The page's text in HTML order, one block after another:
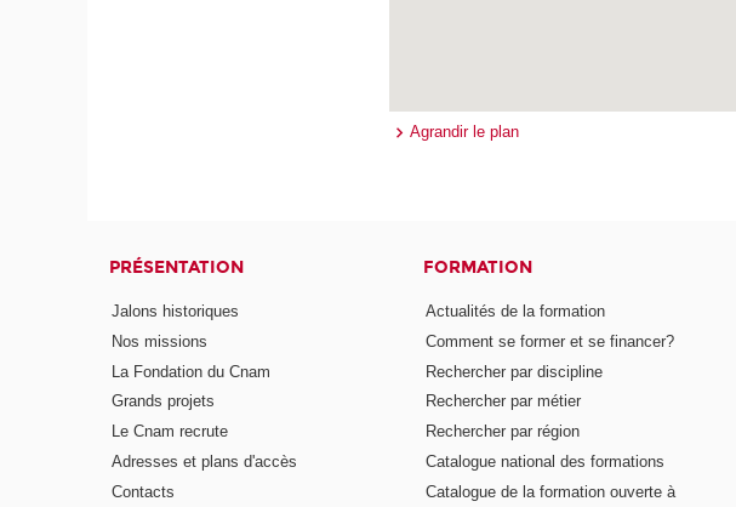
Agrandir le plan
PRÉSENTATION
Jalons historiques
Nos missions
La Fondation du Cnam
Grands projets
Le Cnam recrute
Adresses et plans d'accès
Contacts
FORMATION
Actualités de la formation
Comment se former et se financer?
Rechercher par discipline
Rechercher par métier
Rechercher par région
Catalogue national des formations
Catalogue de la formation ouverte à